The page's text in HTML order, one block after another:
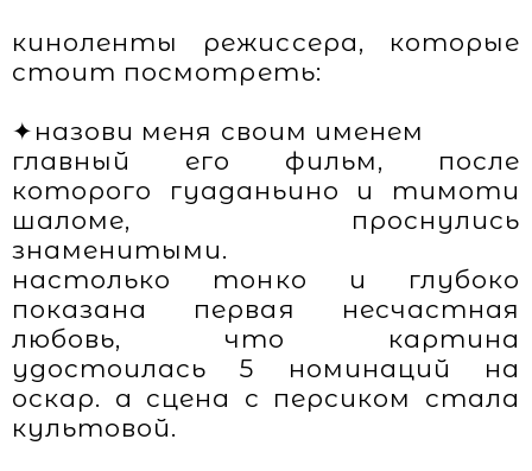
киноленты режиссера, которые
стоит посмотреть:
✦назови меня своим именем
главный его фильм, после
которого гуаданьино и тимоти
шаломе, проснулись
знаменитыми.
настолько тонко и глубоко
показана первая несчастная
любовь, что картина
удостоилась 5 номинаций на
оскар. а сцена с персиком стала
культовой.